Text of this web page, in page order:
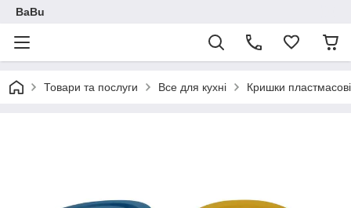
BaBu
Товари та послуги Все для кухні Кришки пластмасові